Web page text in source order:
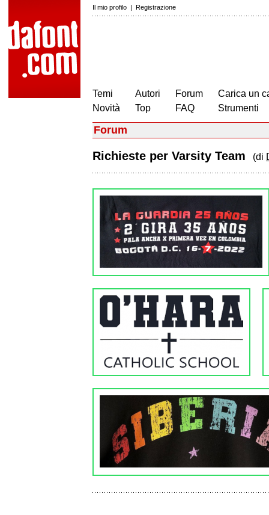
Il mio profilo | Registrazione
Temi
Novità
Autori
Top
Forum
FAQ
Carica un
Strumenti
Forum
Richieste per Varsity Team (di